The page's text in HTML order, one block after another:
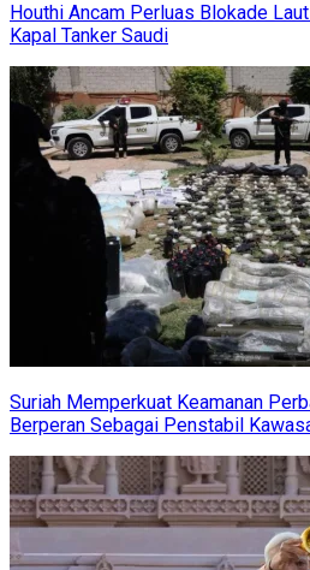
Houthi Ancam Perluas Blokade
Kapal Tanker Saudi
Suriah Memperkuat Keamanan
Berperan Sebagai Penstabil